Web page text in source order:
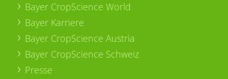
Bayer CropScience World
Bayer Karriere
Bayer CropScience Austria
Bayer CropScience Schweiz
Presse